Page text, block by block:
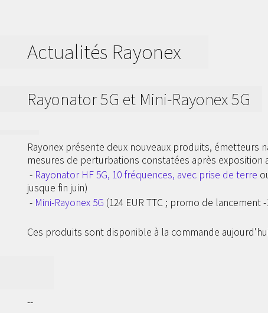
Actualités Rayonex
Rayonator 5G et Mini-Rayonex 5G
Rayonex présente deux nouveaux produits, émetteurs
mesures de perturbations constatées après exposition
- Rayonator HF 5G, 10 fréquences, avec prise de terre
jusque fin juin)
- Mini-Rayonex 5G (124 EUR TTC ; promo de lancement
Ces produits sont disponible à la commande
--